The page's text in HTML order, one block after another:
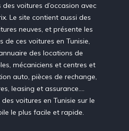
voitures d’occasion avec
Le site contient aussi des
neuves, et présente les
de ces voitures en Tunisie,
des locations de
mécaniciens et centres et
auto, pièces de rechange,
leasing et assurance….
voitures en Tunisie sur le
le plus facile et rapide.